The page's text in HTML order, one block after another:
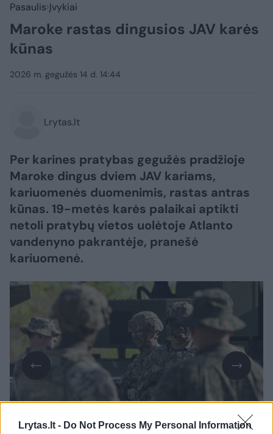
Lrytas.lt - Do Not Process My Personal Information
Pasaulis Įvykiai
Maroke rastas dingusios JAV karės
kūnas
2026 m. gegužės 14 d. 14:44
Lrytas.lt
Per karines pratybas gegužės pradžioje
Maroke dingus dviem JAV kariams,
kariuomenės duomenimis, rastas antras
kūnas. 19-metės karės palaikai aptikti
netoli pratybų vietos uolėtoje Atlanto
vandenyno pakrantėje, pranešė
kariuomenė.
Daugiau nuotraukų (1)